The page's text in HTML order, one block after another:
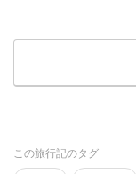
この旅行記のタグ